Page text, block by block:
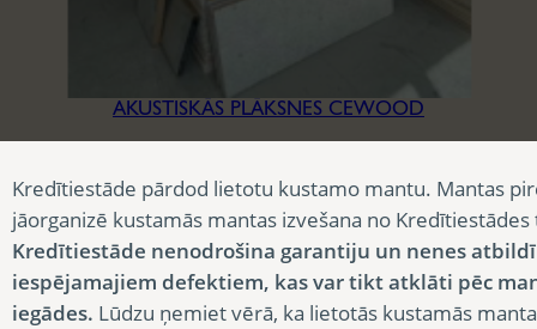
AKUSTISKĀS PLĀKSNES CEWOOD
3,90€
Kredītiestāde pārdod lietotu kustamo mantu. Mantas
jāorganizē kustamās mantas izvešana no
Kredītiestāde nenodrošina garantiju un nenes
iespējamajiem defektiem, kas var tikt atklāti pēc
iegādes. Lūdzu ņemiet vērā, ka lietotās kustamās